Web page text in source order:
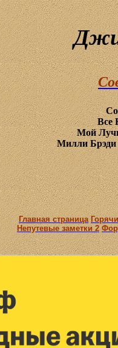
Все
Мой
Милли Брэди
Главная страница
Непутевые заметки 2